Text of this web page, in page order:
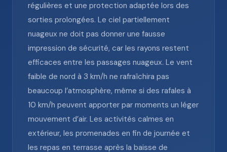
régulières et une protection adaptée lors des
sorties prolongées. Le ciel partiellement
nuageux ne doit pas donner une fausse
impression de sécurité, car les rayons restent
efficaces entre les passages nuageux. Le vent
faible de nord à 3 km/h ne rafraîchira pas
beaucoup l’atmosphère, même si des rafales à
10 km/h peuvent apporter par moments un léger
mouvement d’air. Les activités calmes en
extérieur, les promenades en fin de journée et
les repas en terrasse après la baisse de